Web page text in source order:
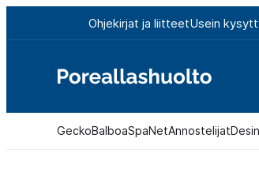
sisältöön
Ohjekirjat ja liitteetUsein
Poreallashuolto
GeckoBalboaSpaNetAnnostelijat